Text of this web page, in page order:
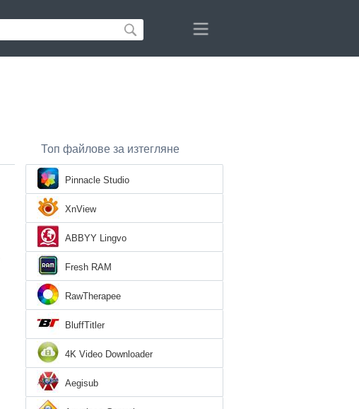
Топ файлове за изтегляне
Pinnacle Studio
XnView
ABBYY Lingvo
Fresh RAM
RawTherapee
BluffTitler
4K Video Downloader
Aegisub